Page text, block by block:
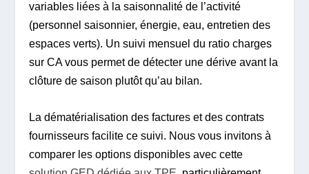
variables liées à la saisonnalité de l’activité
(personnel saisonnier, énergie, eau, entretien des
espaces verts). Un suivi mensuel du ratio charges
sur CA vous permet de détecter une dérive avant la
clôture de saison plutôt qu’au bilan.
La dématérialisation des factures et des contrats
fournisseurs facilite ce suivi. Nous vous invitons à
comparer les options disponibles avec cette